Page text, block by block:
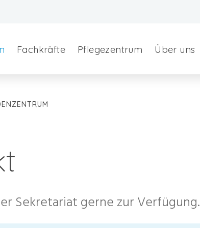
Fachkräfte Pflegezentrum Über uns
Sekretariat gerne zur Verfügung.